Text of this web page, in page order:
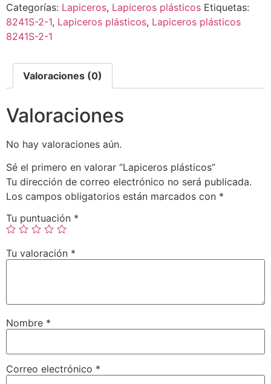
Categorías: Lapiceros, Lapiceros plásticos Etiquetas:
8241S-2-1, Lapiceros plásticos, Lapiceros plásticos
8241S-2-1
Valoraciones (0)
Valoraciones
No hay valoraciones aún.
Sé el primero en valorar “Lapiceros plásticos”
Tu dirección de correo electrónico no será publicada.
Los campos obligatorios están marcados con *
Tu puntuación *
Tu valoración *
Nombre *
Correo electrónico *